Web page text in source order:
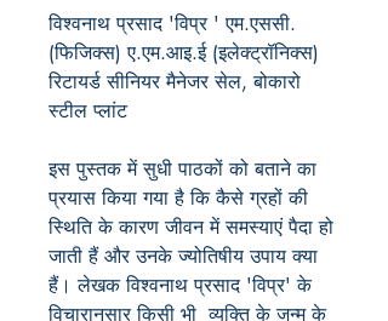
विश्वनाथ प्रसाद 'विप्र ' एम.एससी.
(फिजिक्स) ए.एम.आइ.ई (इलेक्ट्रॉनिक्स)
रिटायर्ड सीनियर मैनेजर सेल, बोकारो
स्टील प्लांट
इस पुस्तक में सुधी पाठकों को बताने का
प्रयास किया गया है कि कैसे ग्रहों की
स्थिति के कारण जीवन में समस्याएं पैदा हो
जाती हैं और उनके ज्योतिषीय उपाय क्या
हैं। लेखक विश्वनाथ प्रसाद 'विप्र' के
विचारानुसार किसी भी व्यक्ति के जन्म के